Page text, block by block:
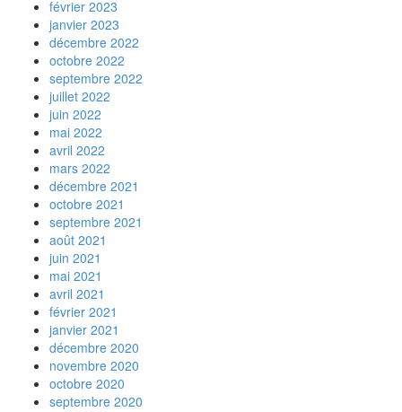
février 2023
janvier 2023
décembre 2022
octobre 2022
septembre 2022
juillet 2022
juin 2022
mai 2022
avril 2022
mars 2022
décembre 2021
octobre 2021
septembre 2021
août 2021
juin 2021
mai 2021
avril 2021
février 2021
janvier 2021
décembre 2020
novembre 2020
octobre 2020
septembre 2020